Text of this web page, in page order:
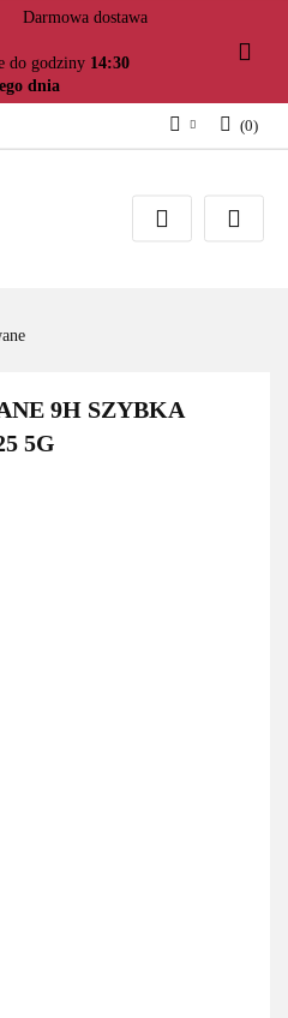
dostawa
do godziny 14:30
dnia
Załóż konto
(0)
9H SZYBKA
5G